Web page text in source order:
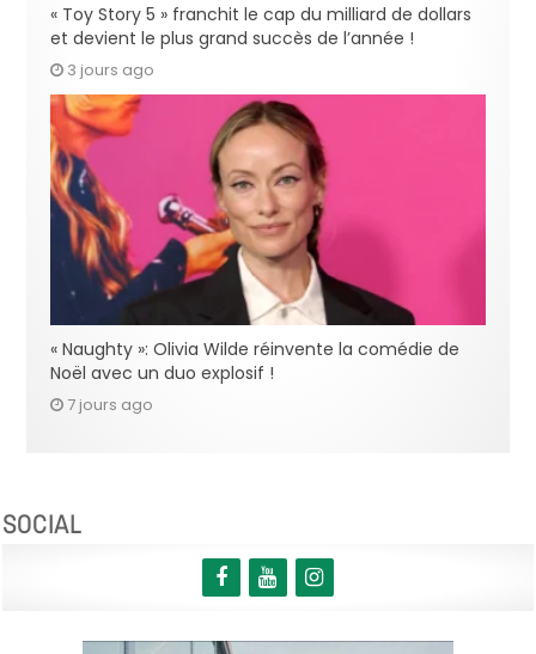
« Toy Story 5 » franchit le cap du milliard de dollars
et devient le plus grand succès de l’année !
3 jours ago
« Naughty »: Olivia Wilde réinvente la comédie de
Noël avec un duo explosif !
7 jours ago
SOCIAL